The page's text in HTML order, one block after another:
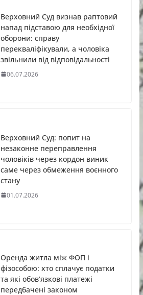
Верховний Суд визнав раптовий
напад підставою для необхідної
оборони: справу
перекваліфікували, а чоловіка
звільнили від відповідальності
06.07.2026
Верховний Суд: попит на
незаконне переправлення
чоловіків через кордон виник
саме через обмеження воєнного
стану
01.07.2026
Оренда житла між ФОП і
фізособою: хто сплачує податки
та які обов’язкові платежі
передбачені законом